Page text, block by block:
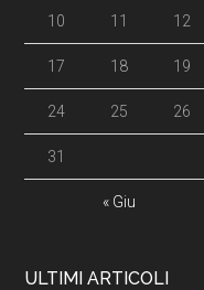
« Giu
10 11 12
17 18 19
24 25 26
31
ULTIMI ARTICOLI